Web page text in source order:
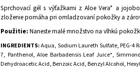
Sprchovací gél s výťažkami z Aloe Vera* a
zloženie pomáha pri omladzovaní pokožky a
Použitie: Naneste malé množstvo na vlhkú
INGREDIENTS:Aqua, Sodium Laureth Sulfate, PEG-4
7, Panthenol, Aloe Barbadensis Leaf Juice*,
Dehydroacetic Acid, Benzoic Acid, Benzyl Alcohol,